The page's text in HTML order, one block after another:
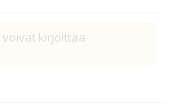
kirjoittaa